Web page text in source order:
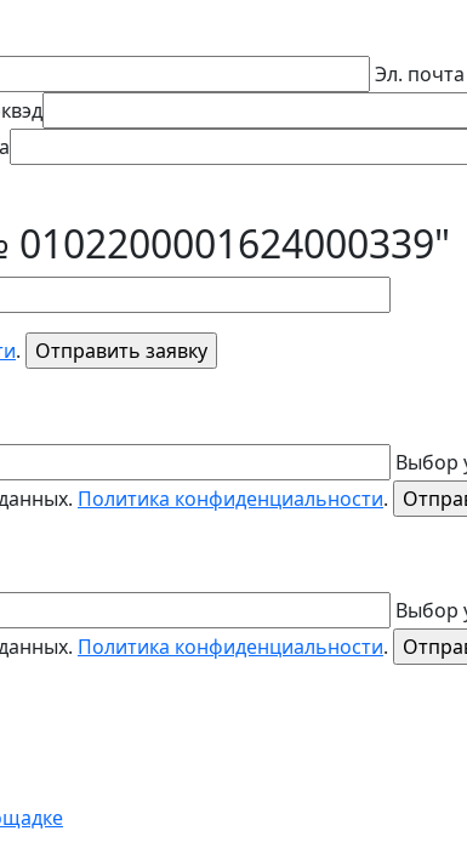
Эл. почта
.
Выбор
Политика конфиденциальности.
Выбор
Политика конфиденциальности.